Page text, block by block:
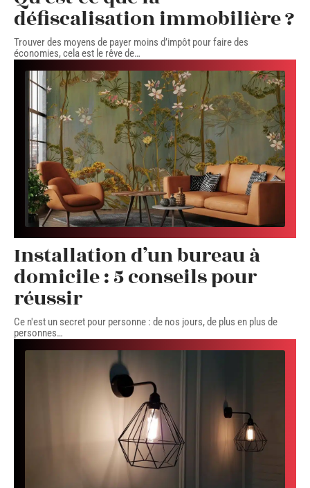
défiscalisation immobilière ?
Trouver des moyens de payer moins d’impôt pour faire des
économies, cela est le rêve de…
Installation d’un bureau à
domicile : 5 conseils pour
réussir
Ce n'est un secret pour personne : de nos jours, de plus en plus de
personnes…